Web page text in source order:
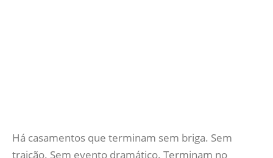
Há casamentos que terminam sem briga. Sem
traição. Sem evento dramático. Terminam no